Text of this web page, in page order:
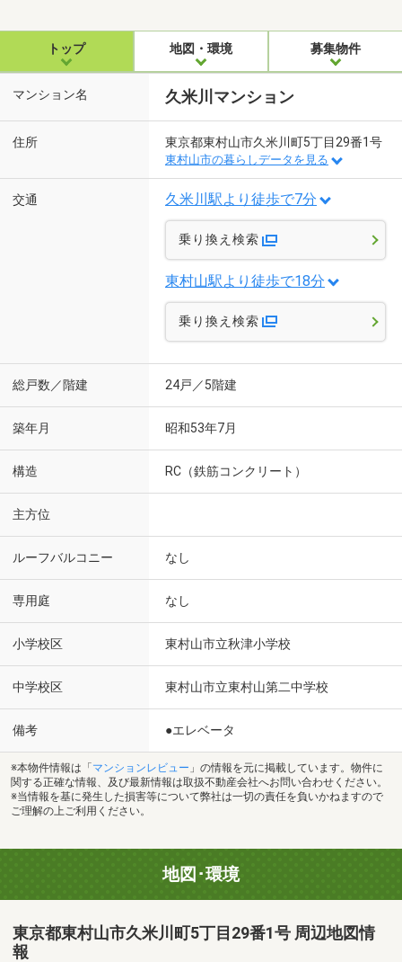
トップ 地図・環境 募集物件
マンション名 久米川マンション
住所 東京都東村山市久米川町5丁目29番1号
東村山市の暮らしデータを見る
交通 久米川駅より徒歩で7分
乗り換え検索
東村山駅より徒歩で18分
乗り換え検索
総戸数／階建 24戸／5階建
築年月 昭和53年7月
構造 RC（鉄筋コンクリート）
主方位
ルーフバルコニー なし
専用庭 なし
小学校区 東村山市立秋津小学校
中学校区 東村山市立東村山第二中学校
備考 ●エレベータ
※本物件情報は「 マンションレビュー 」の情報を元に掲載しています。物件に
関する正確な情報、及び最新情報は取扱不動産会社へお問い合わせください。
※当情報を基に発生した損害等について弊社は一切の責任を負いかねますので
ご理解の上ご利用ください。
地図･環境
東京都東村山市久米川町5丁目29番1号 周辺地図情
報